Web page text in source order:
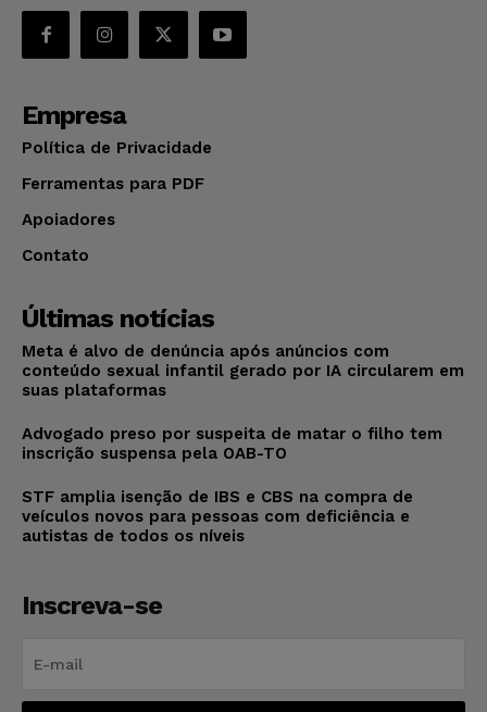
Empresa
Política de Privacidade
Ferramentas para PDF
Apoiadores
Contato
Últimas notícias
Meta é alvo de denúncia após anúncios com
conteúdo sexual infantil gerado por IA circularem em
suas plataformas
Advogado preso por suspeita de matar o filho tem
inscrição suspensa pela OAB-TO
STF amplia isenção de IBS e CBS na compra de
veículos novos para pessoas com deficiência e
autistas de todos os níveis
Inscreva-se